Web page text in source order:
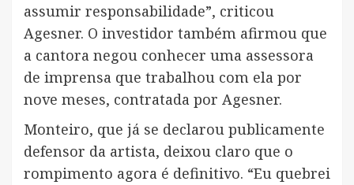
assumir responsabilidade”, criticou
Agesner. O investidor também afirmou que
a cantora negou conhecer uma assessora
de imprensa que trabalhou com ela por
nove meses, contratada por Agesner.
Monteiro, que já se declarou publicamente
defensor da artista, deixou claro que o
rompimento agora é definitivo. “Eu quebrei